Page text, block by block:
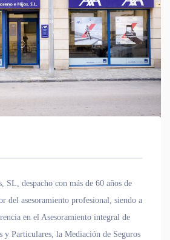
SL, despacho con más de 60 años de
del asesoramiento profesional, siendo a
en el Asesoramiento integral de
y Particulares, la Mediación de Seguros